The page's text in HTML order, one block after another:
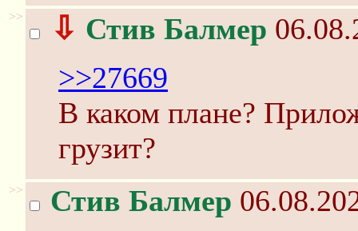
>> ⇩ Стив Балмер
>>27669
В каком плане?
грузит?
>> Стив Балмер